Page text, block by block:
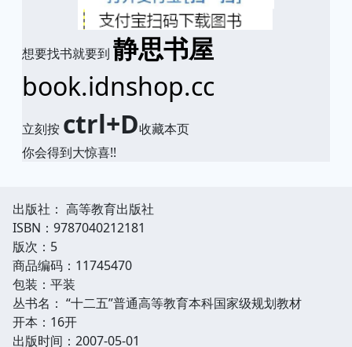
想要找书就要到 静思书屋
book.idnshop.cc
立刻按 ctrl+D收藏本页
你会得到大惊喜!!
出版社： 高等教育出版社
ISBN：9787040212181
版次：5
商品编码：11745470
包装：平装
丛书名： “十二五”普通高等教育本科国家级规划教材
开本：16开
出版时间：2007-05-01